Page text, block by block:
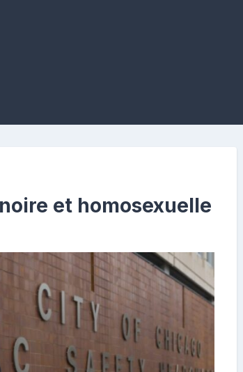
et homosexuelle